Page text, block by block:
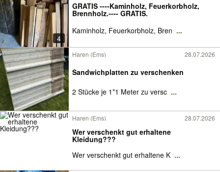
4
GRATIS ----Kaminholz, Feuerkorbholz,
Brennholz.---- GRATIS.
Kaminholz, Feuerkorbholz, Bren ...
Haren (Ems) 28.07.2026
Sandwichplatten zu verschenken
2 Stücke je 1*1 Meter zu versc ...
Haren (Ems) 28.07.2026
Wer verschenkt gut erhaltene
Kleidung???
Wer verschenkt gut erhaltene K ...